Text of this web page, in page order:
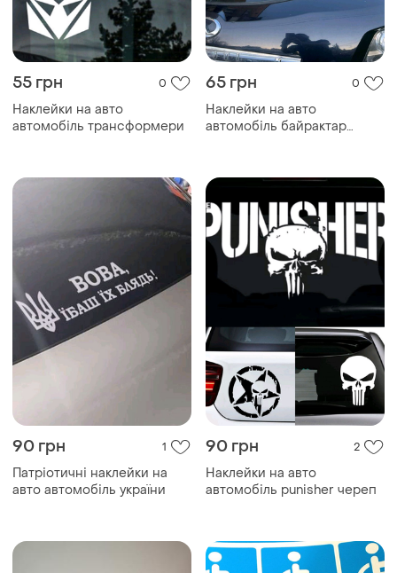
55 грн 0
Наклейки на авто
автомобіль трансформери
65 грн 0
Наклейки на авто
автомобіль байрактар
90 грн 1
Патріотичні наклейки на
авто автомобіль україни
90 грн 2
Наклейки на авто
автомобіль punisher череп